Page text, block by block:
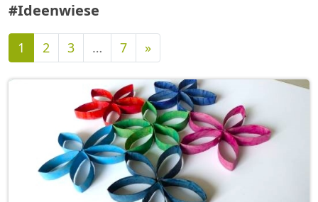
#Ideenwiese
1 2 3 … 7 »Nächste